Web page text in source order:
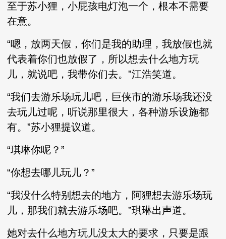
至于苏小狸，小屁孩电灯泡一个，根本不需要
在意。
“嗯，放两天假，你们是我的助理，我放假也就
代表着你们也放假了，所以想去什么地方玩
儿，就说吧，我带你们去。”江浩笑道。
“我们去游乐场玩儿吧，巨侠市的游乐场我还没
去玩儿过呢，听说那里很大，各种游乐设施都
有。”苏小狸提议道。
“琪琳你呢？”
“你想去哪儿玩儿？”
“我没什么特别想去的地方，阿狸想去游乐场玩
儿，那我们就去游乐场吧。”琪琳出声道。
她对去什么地方玩儿没太大的要求，只要是跟